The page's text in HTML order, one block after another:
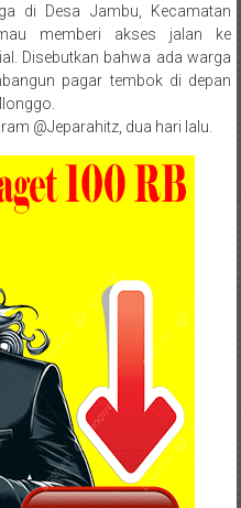
di Desa Jambu, Kecamatan
memberi akses jalan ke
Disebutkan bahwa ada warga
pagar tembok di depan
@Jeparahitz, dua hari lalu.